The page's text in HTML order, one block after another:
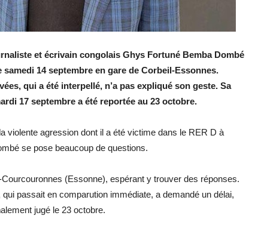
et écrivain congolais Ghys Fortuné Bemba Dombé
14 septembre en gare de Corbeil-Essonnes.
qui a été interpellé, n’a pas expliqué son geste. Sa
17 septembre a été reportée au 23 octobre.
violente agression dont il a été victime dans le RER D à
se pose beaucoup de questions.
(Essonne), espérant y trouver des réponses.
passait en comparution immédiate, a demandé un délai,
jugé le 23 octobre.